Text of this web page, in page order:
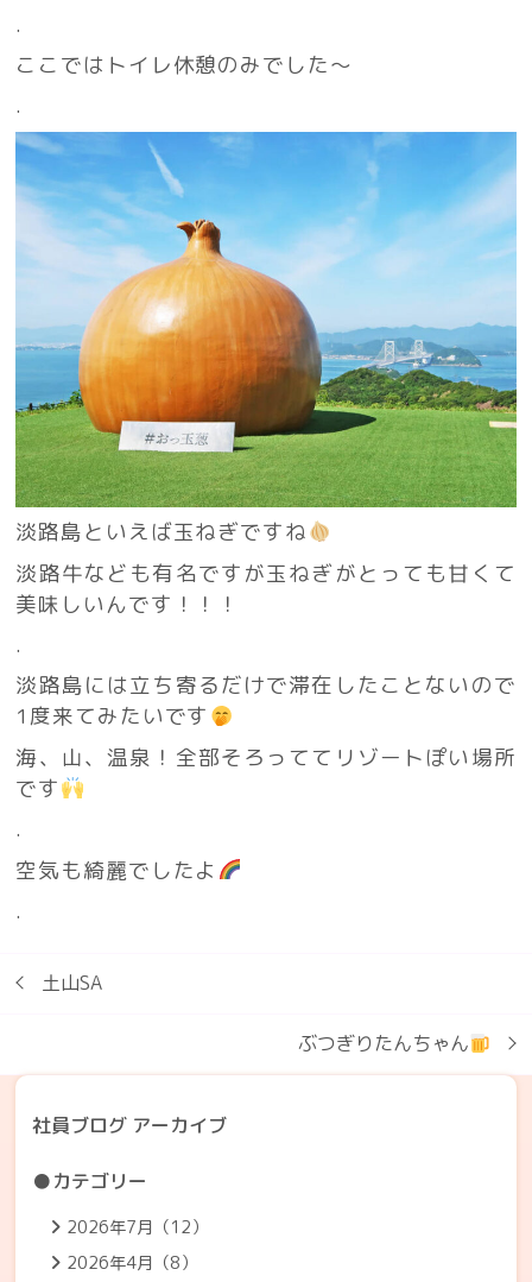
.
ここではトイレ休憩のみでした〜
.
淡路島といえば玉ねぎですね
淡路牛なども有名ですが玉ねぎがとっても甘くて
美味しいんです！！！
.
淡路島には立ち寄るだけで滞在したことないので
1度来てみたいです
海、山、温泉！全部そろっててリゾートぽい場所
です
.
空気も綺麗でしたよ
.
土山SA
ぶつぎりたんちゃん
社員ブログ アーカイブ
●カテゴリー
2026年7月（12）
2026年4月（8）